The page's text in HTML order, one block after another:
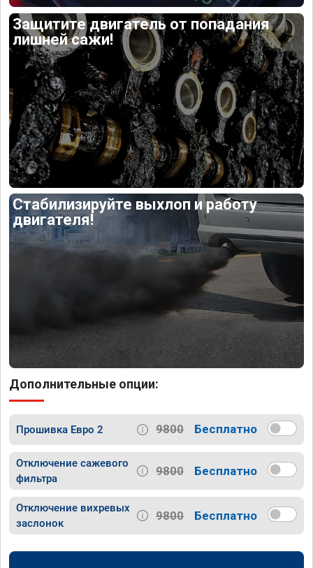
Защитите двигатель от попадания
лишней сажи!
Стабилизируйте выхлоп и работу
двигателя!
Дополнительные опции:
Прошивка Евро 2 9800 Бесплатно
Отключение сажевого
фильтра
9800 Бесплатно
Отключение вихревых
заслонок
9800 Бесплатно